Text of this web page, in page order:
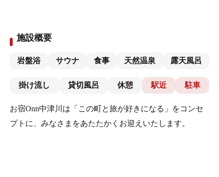
施設概要
岩盤浴 サウナ 食事 天然温泉 露天風呂
掛け流し 貸切風呂 休憩 駅近 駐車
お宿Onn中津川は「この町と旅が好きになる」をコンセ
プトに、みなさまをあたたかくお迎えいたします。